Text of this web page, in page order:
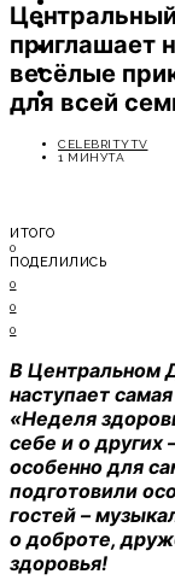
МОДА
ЛИЧНОСТЬ
ОТДЫХ
СОВЕТЫ
приглашает
весёлые
для всей
CELEBRITYTV
1 МИНУТА
ИТОГО
0
ПОДЕЛИЛИСЬ
0
0
0
В Центральном
наступает
«Неделя
себе и о других
особенно для
подготовили
гостей –
о доброте,
здоровья!